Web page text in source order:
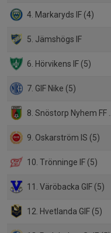
4. Markaryds IF (4)
5. Jämshögs IF
6. Hörvikens IF (5)
7. GIF Nike (5)
8. Snöstorp Nyhem FF (5)
9. Oskarström IS (5)
10. Trönninge IF (5)
11. Väröbacka GIF (5)
12. Hvetlanda GIF (5)